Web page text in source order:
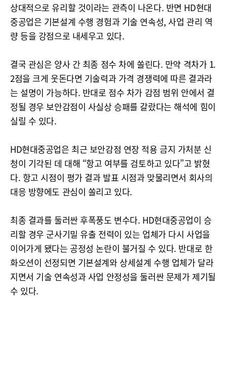
상대적으로 유리할 것이라는 관측이 나온다. 반면 HD현대
중공업은 기본설계 수행 경험과 기술 연속성, 사업 관리 역
량 등을 강점으로 내세우고 있다.
결국 관심은 양사 간 최종 점수 차에 쏠린다. 만약 격차가 1.
2점을 크게 웃돈다면 기술력과 가격 경쟁력에 따른 결과라
는 설명이 가능하다. 반대로 점수 차가 감점 범위 안에서 결
정될 경우 보안감점이 사실상 승패를 갈랐다는 해석에 힘이
실릴 수 있다.
HD현대중공업은 최근 보안감점 연장 적용 금지 가처분 신
청이 기각된 데 대해 “항고 여부를 검토하고 있다”고 밝혔
다. 항고 시점이 평가 결과 발표 시점과 맞물리면서 회사의
대응 방향에도 관심이 쏠리고 있다.
최종 결과를 둘러싼 후폭풍도 변수다. HD현대중공업이 승
리할 경우 군사기밀 유출 전력이 있는 업체가 다시 사업을
이어가게 됐다는 공정성 논란이 불거질 수 있다. 반대로 한
화오션이 선정되면 기본설계와 상세설계 수행 업체가 달라
지면서 기술 연속성과 사업 안정성을 둘러싼 문제가 제기될
수 있다.